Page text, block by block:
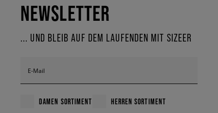
NEWSLETTER
... UND BLEIB AUF DEM LAUFENDEN MIT SIZEER
E-Mail
DAMEN SORTIMENT HERREN SORTIMENT